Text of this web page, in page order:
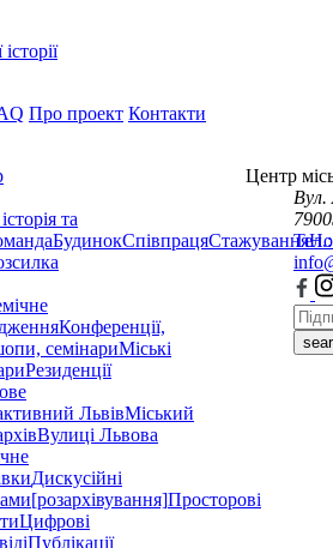
Про проект Контакти
та
БудинокСпівпрацяСтажування
Конференції,
семінариМіські
Резиденції
ЛьвівМіський
Вулиці Львова
Дискусійні
[розархівування]Просторові
Цифрові
Публікації
Центр
Вул.